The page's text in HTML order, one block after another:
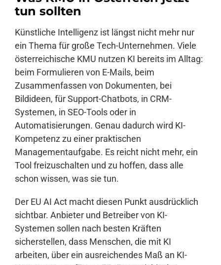
Anmelden
tun sollten
Künstliche Intelligenz ist längst nicht mehr nur
ein Thema für große Tech-Unternehmen. Viele
österreichische KMU nutzen KI bereits im Alltag:
beim Formulieren von E-Mails, beim
Zusammenfassen von Dokumenten, bei
Bildideen, für Support-Chatbots, in CRM-
Systemen, in SEO-Tools oder in
Automatisierungen. Genau dadurch wird KI-
Kompetenz zu einer praktischen
Managementaufgabe. Es reicht nicht mehr, ein
Tool freizuschalten und zu hoffen, dass alle
schon wissen, was sie tun.
Der EU AI Act macht diesen Punkt ausdrücklich
sichtbar. Anbieter und Betreiber von KI-
Systemen sollen nach besten Kräften
sicherstellen, dass Menschen, die mit KI
arbeiten, über ein ausreichendes Maß an KI-